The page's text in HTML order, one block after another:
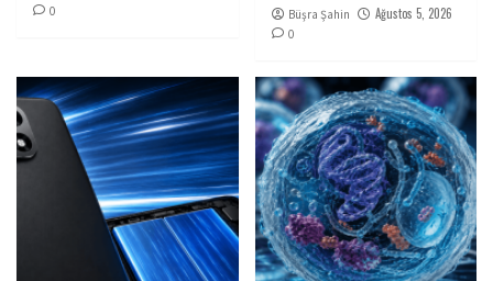
0 Büşra Şahin Ağustos 5, 2026
0